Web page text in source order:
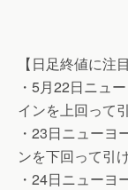
【日足終値に注
・5月22日ニュ
インを上回って
・23日ニューヨ
ンを下回って引
・24日ニューヨ